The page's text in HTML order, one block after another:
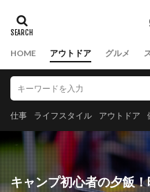
HOME アウトドア グルメ
仕事 ライフスタイル アウトドア
キャンプ初心者の夕飯